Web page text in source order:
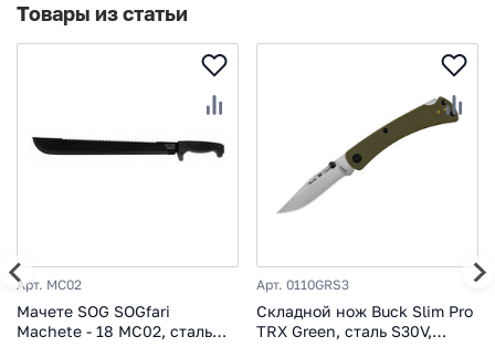
Товары из статьи
Арт. MC02
Мачете SOG SOGfari
Machete - 18 MC02, сталь
Арт. 0110GRS3
Складной нож Buck Slim Pro
TRX Green, сталь S30V,